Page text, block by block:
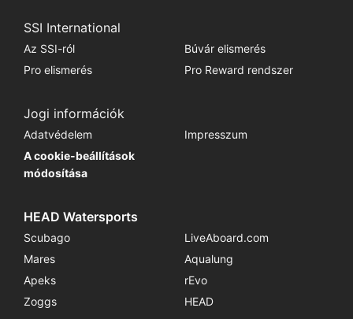
SSI International
Az SSI-ról
Búvár elismerés
Pro elismerés
Pro Reward rendszer
Jogi információk
Adatvédelem
Impresszum
A cookie-beállítások
módosítása
HEAD Watersports
Scubago
LiveAboard.com
Mares
Aqualung
Apeks
rEvo
Zoggs
HEAD